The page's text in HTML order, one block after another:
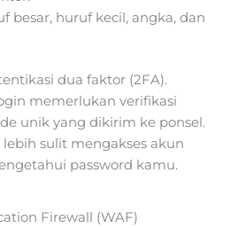
besar, huruf kecil, angka, dan
dua faktor (2FA).
memerlukan verifikasi
unik yang dikirim ke ponsel.
sulit mengakses akun
password kamu.
Firewall (WAF)